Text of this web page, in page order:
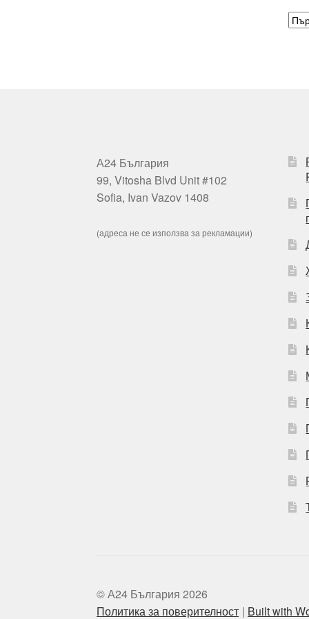
А24 България
99, Vitosha Blvd Unit #102
Sofia, Ivan Vazov 1408
(адреса не се използва за рекламации)
© А24 България 2026
Политика за поверителност
Built with